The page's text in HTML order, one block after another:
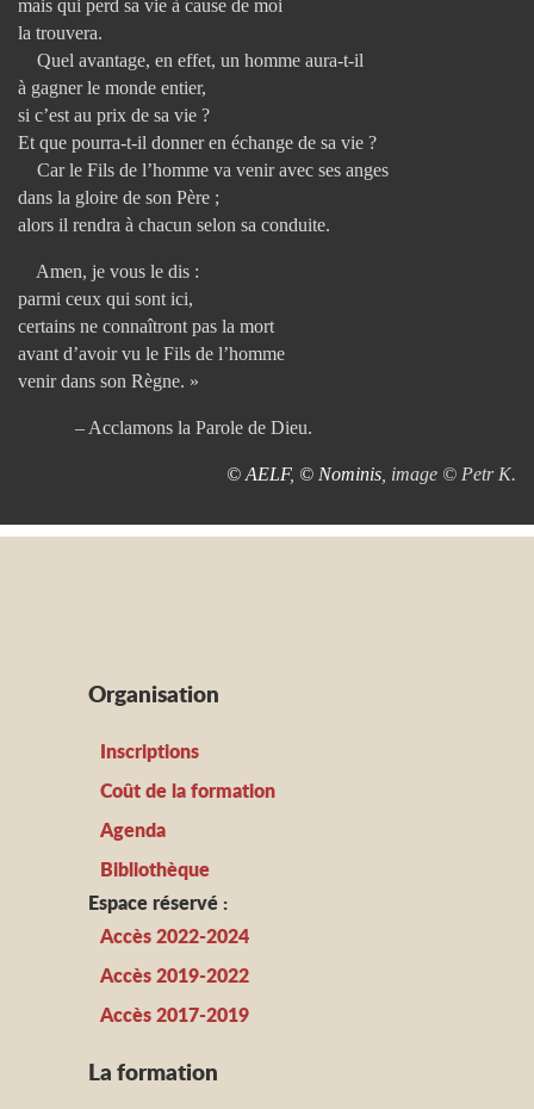
mais qui perd sa vie à cause de moi
la trouvera.
Quel avantage, en effet, un homme aura-t-il
à gagner le monde entier,
si c’est au prix de sa vie ?
Et que pourra-t-il donner en échange de sa vie ?
Car le Fils de l’homme va venir avec ses anges
dans la gloire de son Père ;
alors il rendra à chacun selon sa conduite.
Amen, je vous le dis :
parmi ceux qui sont ici,
certains ne connaîtront pas la mort
avant d’avoir vu le Fils de l’homme
venir dans son Règne. »
– Acclamons la Parole de Dieu.
© AELF, © Nominis , image © Petr K.
Organisation
Inscriptions
Coût de la formation
Agenda
Bibliothèque
Espace réservé :
Accès 2022-2024
Accès 2019-2022
Accès 2017-2019
La formation